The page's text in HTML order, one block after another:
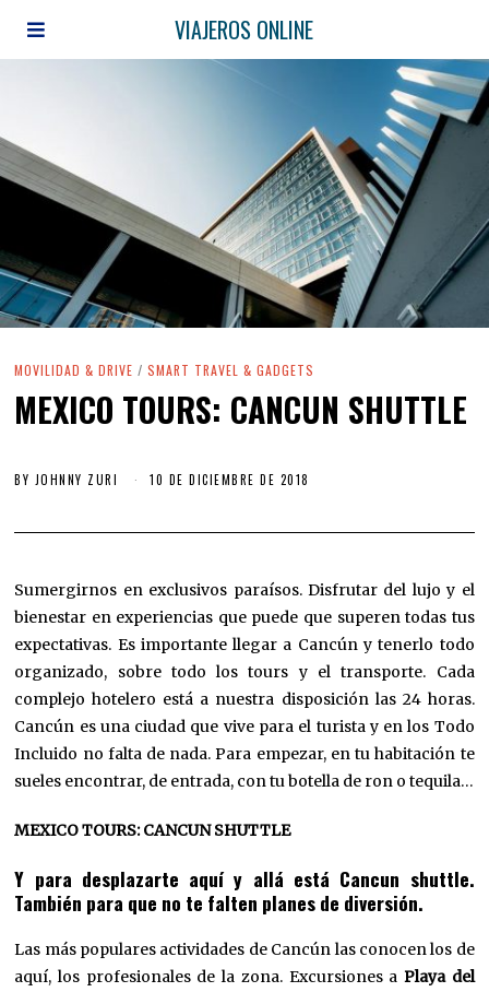
VIAJEROS ONLINE
MOVILIDAD & DRIVE / SMART TRAVEL & GADGETS
MEXICO TOURS: CANCUN SHUTTLE
BY JOHNNY ZURI 10 DE DICIEMBRE DE 2018
Sumergirnos en exclusivos paraísos. Disfrutar del lujo y el
bienestar en experiencias que puede que superen todas tus
expectativas. Es importante llegar a Cancún y tenerlo todo
organizado, sobre todo los tours y el transporte. Cada
complejo hotelero está a nuestra disposición las 24 horas.
Cancún es una ciudad que vive para el turista y en los Todo
Incluido no falta de nada. Para empezar, en tu habitación te
sueles encontrar, de entrada, con tu botella de ron o tequila…
MEXICO TOURS: CANCUN SHUTTLE
Y para desplazarte aquí y allá está Cancun shuttle.
También para que no te falten planes de diversión.
Las más populares actividades de Cancún las conocen los de
aquí, los profesionales de la zona. Excursiones a Playa del